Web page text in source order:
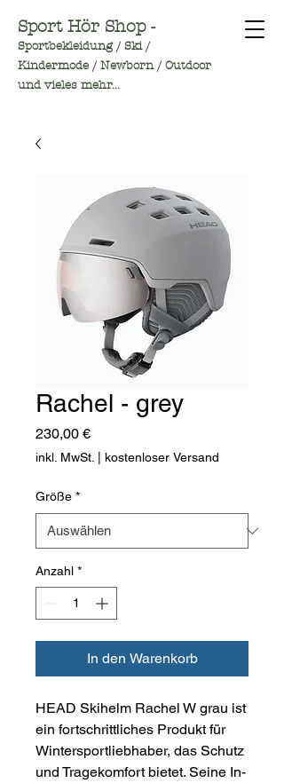
Sport Hör Shop -
Sportbekleidung / Ski /
Kindermode / Newborn / Outdoor
und vieles mehr...
Rachel - grey
230,00 €Preis
inkl. MwSt. kostenloser Versand
Größe *
Anzahl *
In den Warenkorb
HEAD Skihelm Rachel W grau ist
ein fortschrittliches Produkt für
Wintersportliebhaber, das Schutz
und Tragekomfort bietet. Seine In-